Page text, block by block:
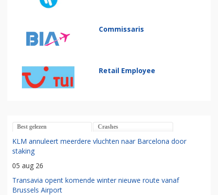
Commissaris
Retail Employee
Best gelezen Crashes
KLM annuleert meerdere vluchten naar Barcelona door
staking
05 aug 26
Transavia opent komende winter nieuwe route vanaf
Brussels Airport